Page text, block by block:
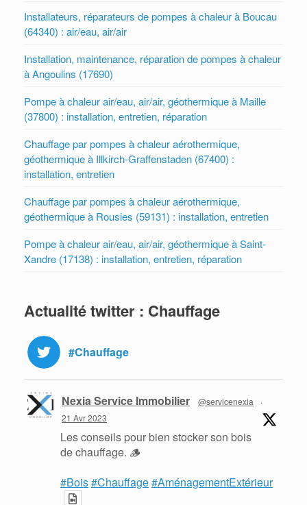
Installateurs, réparateurs de pompes à chaleur à Boucau
(64340) : air/eau, air/air
Installation, maintenance, réparation de pompes à chaleur
à Angoulins (17690)
Pompe à chaleur air/eau, air/air, géothermique à Maille
(37800) : installation, entretien, réparation
Chauffage par pompes à chaleur aérothermique,
géothermique à Illkirch-Graffenstaden (67400) :
installation, entretien
Chauffage par pompes à chaleur aérothermique,
géothermique à Rousies (59131) : installation, entretien
Pompe à chaleur air/eau, air/air, géothermique à Saint-
Xandre (17138) : installation, entretien, réparation
Actualité twitter : Chauffage
#Chauffage
Nexia Service Immobilier @servicenexia
·
21 Avr 2023
Les conseils pour bien stocker son bois
de chauffage. 🪵
#Bois#Chauffage#AménagementExtérieur